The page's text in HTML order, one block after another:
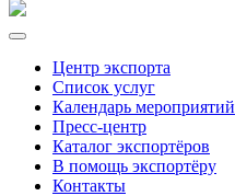
Центр экспорта
Список услуг
Календарь мероприятий
Пресс-центр
Каталог экспортёров
В помощь экспортёру
Контакты